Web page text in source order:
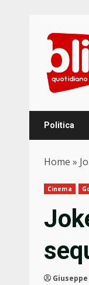
content
Politica
Home »
Cinema